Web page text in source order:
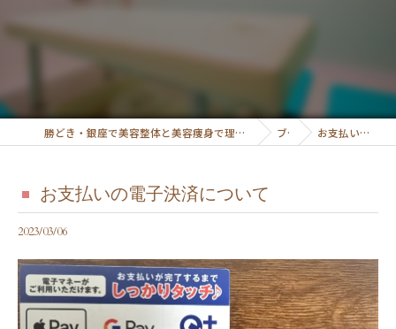
勝どき・銀座で美容整体と美容痩身で理想のボディーへ導くプライベートサロンボディーリセット ブログ お支払いの電子決済について
お支払いの電子決済について
2023/03/06